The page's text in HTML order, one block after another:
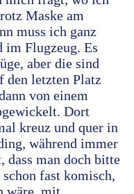
Maske am
muss ich ganz
im Flugzeug. Es
aber die sind
letzten Platz
von einem
Dort
kreuz und quer in
während immer
dass man doch bitte
fast komisch,